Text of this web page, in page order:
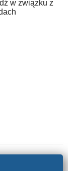
w związku z